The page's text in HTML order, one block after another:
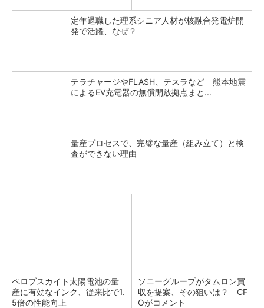
定年退職した理系シニア人材が核融合発電炉開
発で活躍、なぜ？
テラチャージやFLASH、テスラなど 熊本地震
によるEV充電器の無償開放拠点まと...
量産プロセスで、完璧な量産（組み立て）と検
査ができない理由
ペロブスカイト太陽電池の量
産に有効なインク、従来比で1.
5倍の性能向上
ソニーグループがタムロン買
収を提案、その狙いは？ CF
Oがコメント